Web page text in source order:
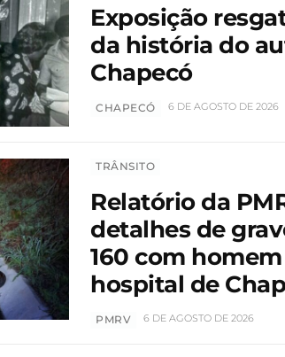
Exposição
da história do
Chapecó
CHAPECÓ 6 DE AGOSTO DE 2026
TRÂNSITO
Relatório da
detalhes de
160 com
hospital de
PMRV 6 DE AGOSTO DE 2026